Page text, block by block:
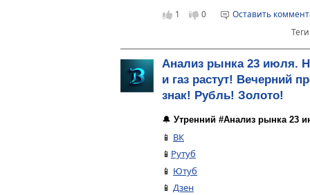
1 0
Оставить
Анализ рынка 23 июля.
и газ растут! Вечерний
знак! Рубль! Золото!
🔔 Утренний #Анализ рынка 23
📱 ВК
📱 Рутуб
📱 Ютуб
📱 Дзен